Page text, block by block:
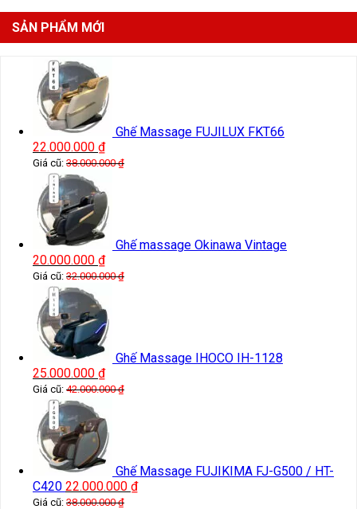
SẢN PHẨM MỚI
Ghế Massage FUJILUX FKT66
22.000.000 ₫
Giá cũ: 38.000.000₫
Ghế massage Okinawa Vintage
20.000.000 ₫
Giá cũ: 32.000.000₫
Ghế Massage IHOCO IH-1128
25.000.000 ₫
Giá cũ: 42.000.000₫
Ghế Massage FUJIKIMA FJ-G500 / HT-
C420 22.000.000 ₫
Giá cũ: 38.000.000₫